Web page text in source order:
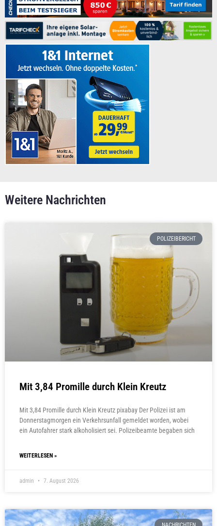
Weitere Nachrichten
POLIZEIBERICHT
Mit 3,84 Promille durch Klein Kreutz
Mit 3,84 Promille durch Klein Kreutz pixabay Der Polizei ist am
Donnerstagmorgen ein Verkehrsunfall gemeldet worden, wobei
ein Autofahrer stark alkoholisiert sei. Polizeibeamte begaben sich
WEITERLESEN »
admin 7. August 2026